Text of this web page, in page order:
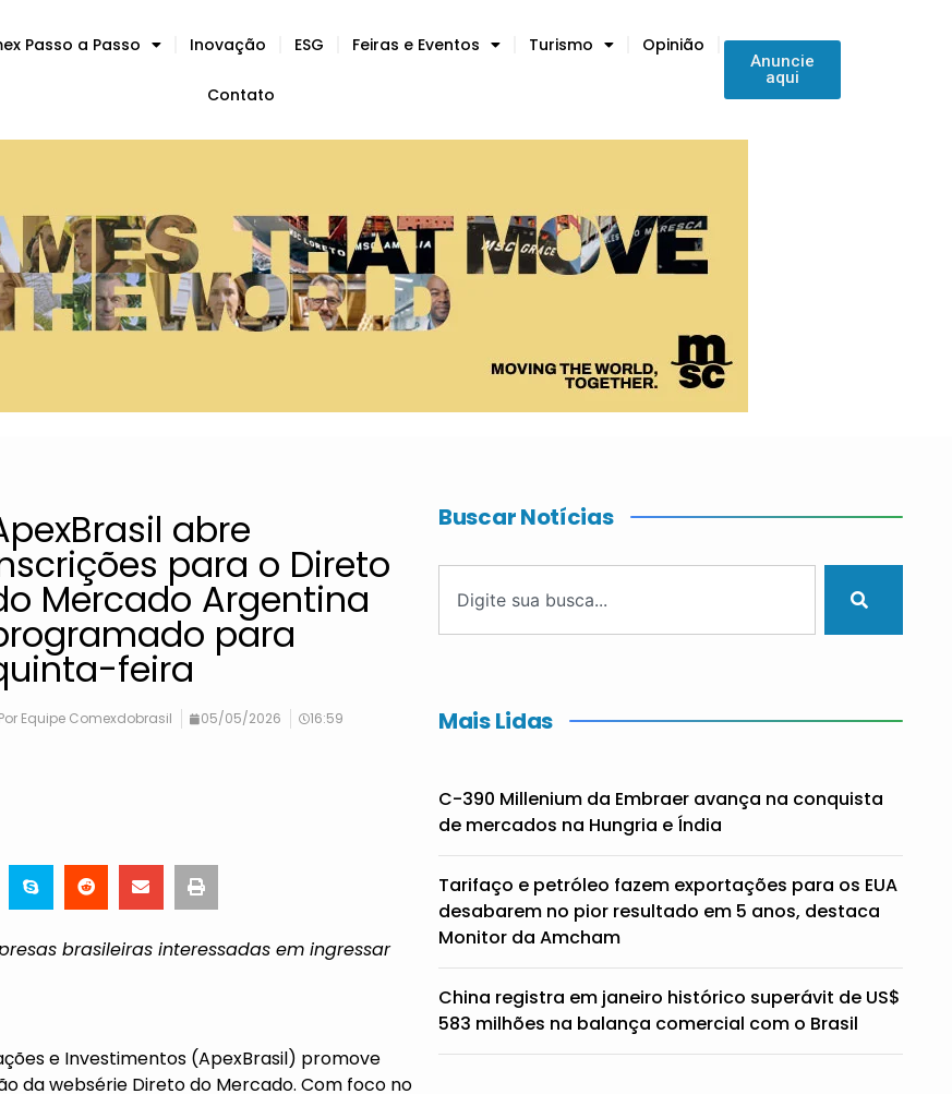
Passo a Passo Inovação ESG Feiras e Eventos Turismo Opinião
Contato
Anuncie
aqui
abre
para o Direto
Mercado Argentina
para
feira
Por Equipe Comexdobrasil 05/05/2026 16:59
brasileiras interessadas em ingressar
e Investimentos (ApexBrasil) promove
da websérie Direto do Mercado. Com foco no
Buscar Notícias
Mais Lidas
C-390 Millenium da Embraer avança na conquista
de mercados na Hungria e Índia
Tarifaço e petróleo fazem exportações para os EUA
desabarem no pior resultado em 5 anos, destaca
Monitor da Amcham
China registra em janeiro histórico superávit de US$
583 milhões na balança comercial com o Brasil